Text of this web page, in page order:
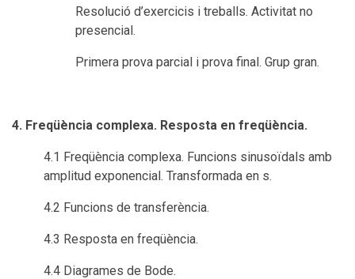
Resolució d’exercicis i treballs. Activitat no
presencial.
Primera prova parcial i prova final. Grup gran.
4. Freqüència complexa. Resposta en freqüència.
4.1 Freqüència complexa. Funcions sinusoïdals amb
amplitud exponencial. Transformada en s.
4.2 Funcions de transferència.
4.3 Resposta en freqüència.
4.4 Diagrames de Bode.